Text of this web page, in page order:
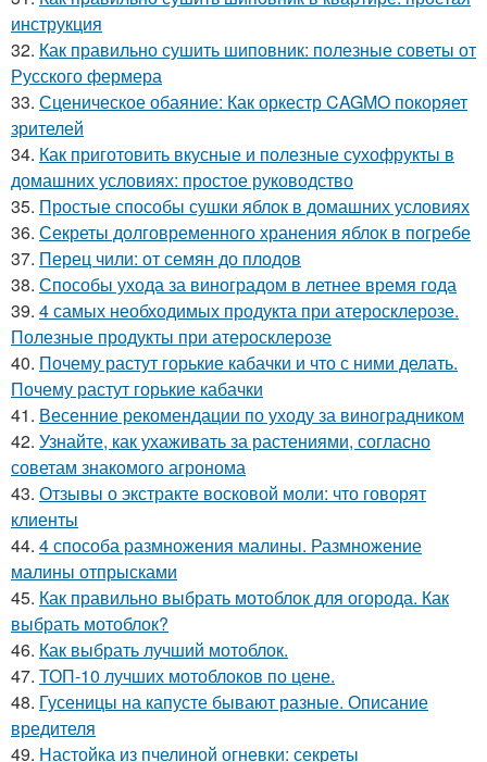
инструкция
32. Как правильно сушить шиповник: полезные советы от
Русского фермера
33. Сценическое обаяние: Как оркестр CAGMO покоряет
зрителей
34. Как приготовить вкусные и полезные сухофрукты в
домашних условиях: простое руководство
35. Простые способы сушки яблок в домашних условиях
36. Секреты долговременного хранения яблок в погребе
37. Перец чили: от семян до плодов
38. Способы ухода за виноградом в летнее время года
39. 4 самых необходимых продукта при атеросклерозе.
Полезные продукты при атеросклерозе
40. Почему растут горькие кабачки и что с ними делать.
Почему растут горькие кабачки
41. Весенние рекомендации по уходу за виноградником
42. Узнайте, как ухаживать за растениями, согласно
советам знакомого агронома
43. Отзывы о экстракте восковой моли: что говорят
клиенты
44. 4 способа размножения малины. Размножение
малины отпрысками
45. Как правильно выбрать мотоблок для огорода. Как
выбрать мотоблок?
46. Как выбрать лучший мотоблок.
47. ТОП-10 лучших мотоблоков по цене.
48. Гусеницы на капусте бывают разные. Описание
вредителя
49. Настойка из пчелиной огневки: секреты